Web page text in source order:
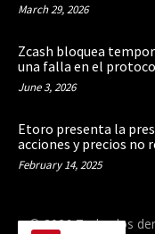
March 29, 2026
Zcash bloquea
una falla en el
June 3, 2026
Etoro presenta la
acciones y precios no
February 14, 2025
© 2026 Todos los